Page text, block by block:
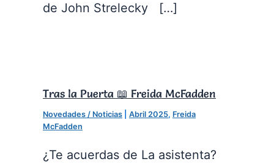
de John Strelecky […]
Tras la Puerta 📖 Freida McFadden
Novedades / Noticias Abril 2025, Freida
McFadden
¿Te acuerdas de La asistenta?